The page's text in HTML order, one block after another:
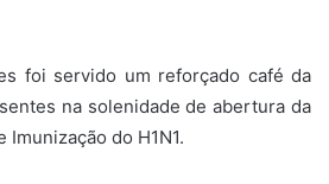
foi servido um reforçado café da
na solenidade de abertura da
Imunização do H1N1.